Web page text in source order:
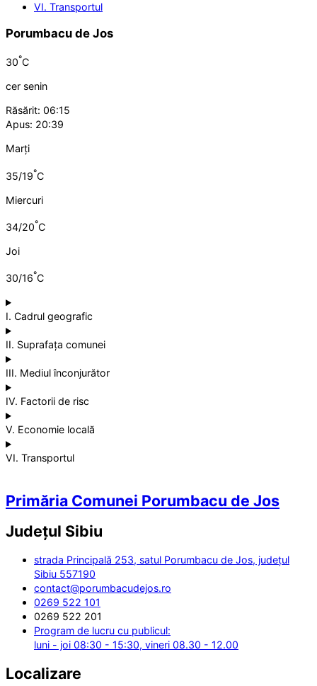
VI. Transportul
Porumbacu de Jos
30°C
cer senin
Răsărit: 06:15
Apus: 20:39
Marți
35/19°C
Miercuri
34/20°C
Joi
30/16°C
I. Cadrul geografic
II. Suprafața comunei
III. Mediul înconjurător
IV. Factorii de risc
V. Economie locală
VI. Transportul
Primăria Comunei Porumbacu de Jos
Județul Sibiu
strada Principală 253, satul Porumbacu de Jos, județul
Sibiu 557190
contact@porumbacudejos.ro
0269 522 101
0269 522 201
Program de lucru cu publicul:
luni - joi 08:30 - 15:30, vineri 08.30 - 12.00
Localizare